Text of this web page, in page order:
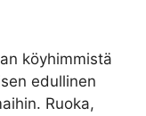
köyhimmistä
edullinen
Ruoka,